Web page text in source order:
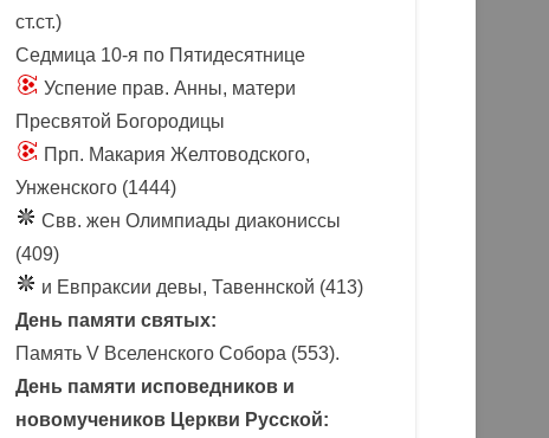
ст.ст.)
Седмица 10-я по Пятидесятнице
Успение прав. Анны, матери
Пресвятой Богородицы
Прп. Макария Желтоводского,
Унженского (1444)
Свв. жен Олимпиады диакониссы
(409)
и Евпраксии девы, Тавеннской (413)
День памяти святых:
Память V Вселенского Собора (553).
День памяти исповедников и
новомучеников Церкви Русской: